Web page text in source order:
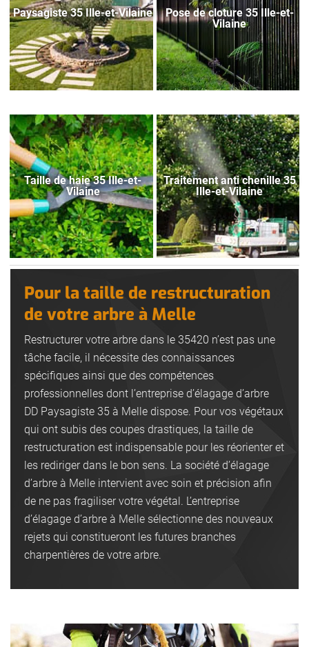
Paysagiste 35 Ille-et-Vilaine
Pose de cloture 35 Ille-et-
Vilaine
Taille de haie 35 Ille-et-
Vilaine
Traitement anti chenille 35
Ille-et-Vilaine
Pour la taille de restructuration
de votre arbre à Melle
Restructurer votre arbre dans le 35420 n’est pas une
tâche facile, il nécessite des connaissances
spécifiques ainsi que des compétences
professionnelles dont l’entreprise d’élagage d’arbre
DD Paysagiste 35 à Melle dispose. Pour vos végétaux
qui ont subis des coupes drastiques, la taille de
restructuration est indispensable pour les réorienter et
les rediriger dans le bon sens. La société d’élagage
d’arbre à Melle intervient avec soin et précision afin
de ne pas fragiliser votre végétal. L’entreprise
d’élagage d’arbre à Melle sélectionne des nouveaux
rejets qui constitueront les futures branches
charpentières de votre arbre.